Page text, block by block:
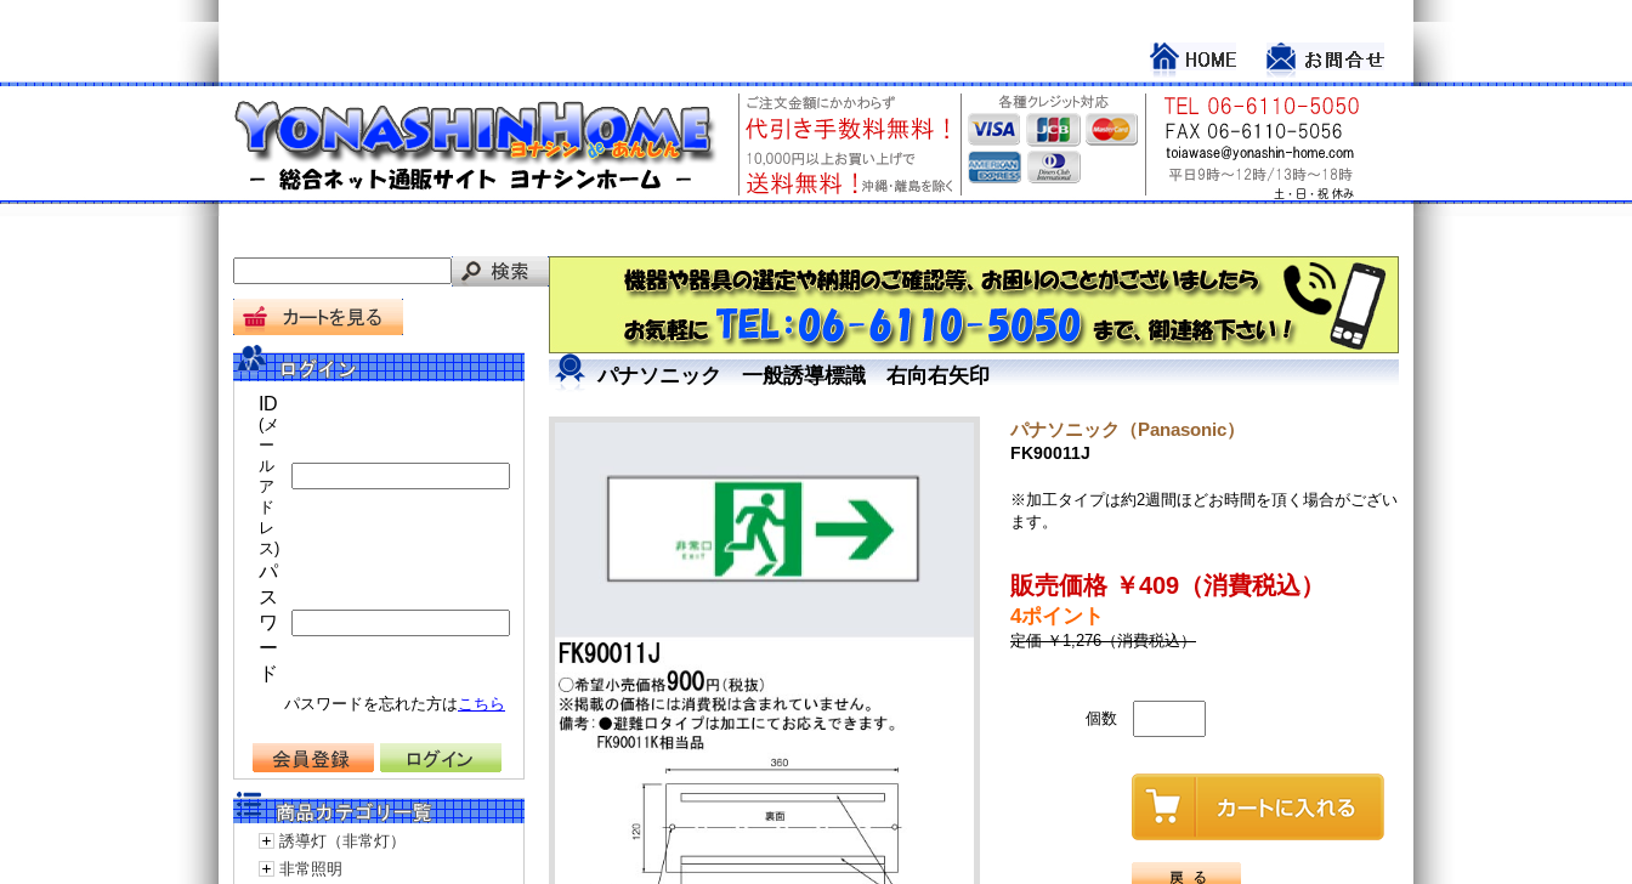
ID
(メ
ー
ル
ア
ド
レ
ス)
パ
ス
ワ
ー
ド
パスワードを忘れた方はこちら
誘導灯（非常灯）
非常照明
パナソニック 一般誘導標識 右向右矢印
パナソニック（Panasonic）
FK90011J
※加工タイプは約2週間ほどお時間を頂く場合がござい
ます。
販売価格 ￥409（消費税込）
4ポイント
定価 ￥1,276（消費税込）
個数